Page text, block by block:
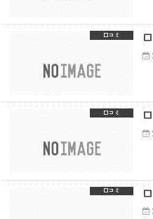
口コミ
口コミ
口コミ